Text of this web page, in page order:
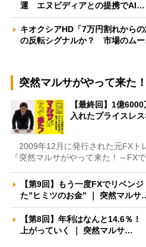
運 エヌビディアとの提携でAI…
キオクシアHD「7万円割れから
の反転シグナルか？ 市場のム
突然マルサがやって来た！
【最終回】1億
入れたプライスレ
2009年12月に発行された元FXト
『突然マルサがやって来た！～FX
【第9回】もう一度FXでリベン
た”ヒミツのお金” ｜ 突然マルサ
【第8回】年利はなんと14.6％
上がっていく ｜ 突然マルサ…